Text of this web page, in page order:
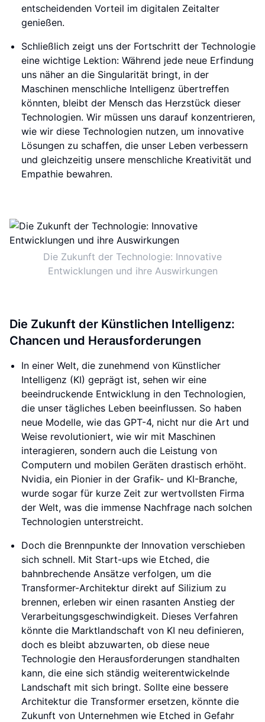
entscheidenden Vorteil im digitalen Zeitalter
genießen.
Schließlich zeigt uns der Fortschritt der Technologie
eine wichtige Lektion: Während jede neue Erfindung
uns näher an die Singularität bringt, in der
Maschinen menschliche Intelligenz übertreffen
könnten, bleibt der Mensch das Herzstück dieser
Technologien. Wir müssen uns darauf konzentrieren,
wie wir diese Technologien nutzen, um innovative
Lösungen zu schaffen, die unser Leben verbessern
und gleichzeitig unsere menschliche Kreativität und
Empathie bewahren.
Die Zukunft der Technologie: Innovative
Entwicklungen und ihre Auswirkungen
Die Zukunft der Künstlichen Intelligenz:
Chancen und Herausforderungen
In einer Welt, die zunehmend von Künstlicher
Intelligenz (KI) geprägt ist, sehen wir eine
beeindruckende Entwicklung in den Technologien,
die unser tägliches Leben beeinflussen. So haben
neue Modelle, wie das GPT-4, nicht nur die Art und
Weise revolutioniert, wie wir mit Maschinen
interagieren, sondern auch die Leistung von
Computern und mobilen Geräten drastisch erhöht.
Nvidia, ein Pionier in der Grafik- und KI-Branche,
wurde sogar für kurze Zeit zur wertvollsten Firma
der Welt, was die immense Nachfrage nach solchen
Technologien unterstreicht.
Doch die Brennpunkte der Innovation verschieben
sich schnell. Mit Start-ups wie Etched, die
bahnbrechende Ansätze verfolgen, um die
Transformer-Architektur direkt auf Silizium zu
brennen, erleben wir einen rasanten Anstieg der
Verarbeitungsgeschwindigkeit. Dieses Verfahren
könnte die Marktlandschaft von KI neu definieren,
doch es bleibt abzuwarten, ob diese neue
Technologie den Herausforderungen standhalten
kann, die eine sich ständig weiterentwickelnde
Landschaft mit sich bringt. Sollte eine bessere
Architektur die Transformer ersetzen, könnte die
Zukunft von Unternehmen wie Etched in Gefahr